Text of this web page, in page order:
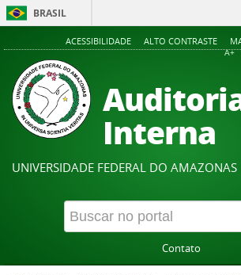
BRASIL
Acesso
ACESSIBILIDADE ALTO CONTRASTE
A+
Interna
UNIVERSIDADE FEDERAL DO AMAZONAS
Contato